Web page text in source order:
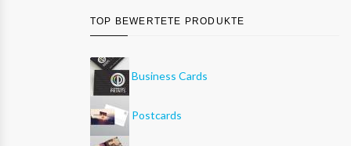
TOP BEWERTETE PRODUKTE
Business Cards
Postcards